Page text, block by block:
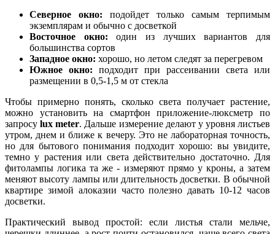
Северное окно: подойдет только самым терпимым
экземплярам и обычно с досветкой
Восточное окно: один из лучших вариантов для
большинства сортов
Западное окно: хорошо, но летом следят за перегревом
Южное окно: подходит при рассеивании света или
размещении в 0,5-1,5 м от стекла
Чтобы примерно понять, сколько света получает растение,
можно установить на смартфон приложение-люксметр по
запросуlux meter. Дальше измерение делают у уровня листьев
утром, днем и ближе к вечеру. Это не лабораторная точность,
но для бытового понимания подходит хорошо: вы увидите,
темно у растения или света действительно достаточно. Для
фитолампы логика та же - измеряют прямо у кроны, а затем
меняют высоту лампы или длительность досветки. В обычной
квартире зимой алоказии часто полезно давать 10-12 часов
досветки.
Практический вывод простой: если листья стали мельче,